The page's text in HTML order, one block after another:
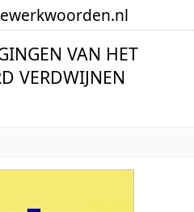
werkwoorden.nl
VAN HET
VERDWIJNEN